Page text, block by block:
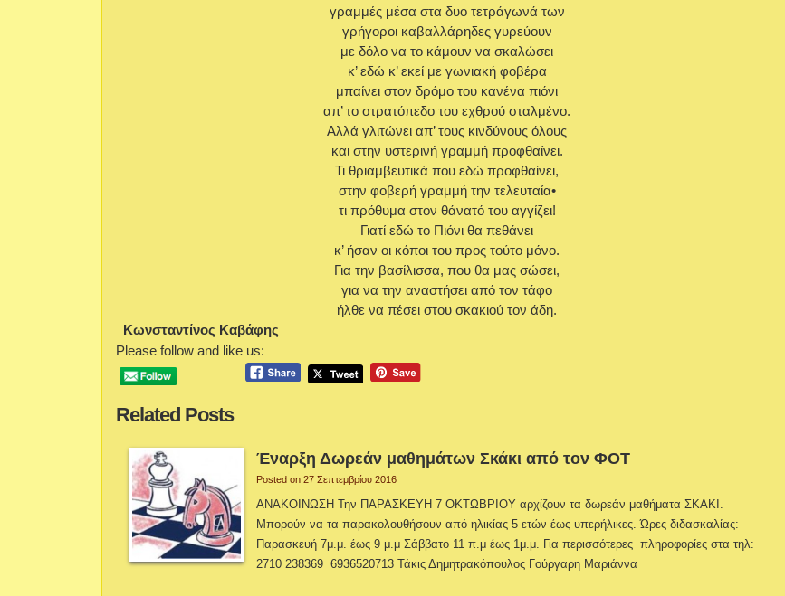
γραμμές μέσα στα δυο τετράγωνά των
γρήγοροι καβαλλάρηδες γυρεύουν
με δόλο να το κάμουν να σκαλώσει
κ’ εδώ κ’ εκεί με γωνιακή φοβέρα
μπαίνει στον δρόμο του κανένα πιόνι
απ’ το στρατόπεδο του εχθρού σταλμένο.
Aλλά γλιτώνει απ’ τους κινδύνους όλους
και στην υστερινή γραμμή προφθαίνει.
Τι θριαμβευτικά που εδώ προφθαίνει,
στην φοβερή γραμμή την τελευταία•
τι πρόθυμα στον θάνατό του αγγίζει!
Γιατί εδώ το Πιόνι θα πεθάνει
κ’ ήσαν οι κόποι του προς τούτο μόνο.
Για την βασίλισσα, που θα μας σώσει,
για να την αναστήσει από τον τάφο
ήλθε να πέσει στου σκακιού τον άδη.
Κωνσταντίνος Καβάφης
Please follow and like us:
Related Posts
Έναρξη Δωρεάν μαθημάτων Σκάκι από τον ΦΟΤ
Posted on 27 Σεπτεμβρίου 2016
ΑΝΑΚΟΙΝΩΣΗ Την ΠΑΡΑΣΚΕΥΗ 7 ΟΚΤΩΒΡΙΟΥ αρχίζουν τα δωρεάν μαθήματα ΣΚΑΚΙ.
Μπορούν να τα παρακολουθήσουν από ηλικίας 5 ετών έως υπερήλικες. Ώρες διδασκαλίας:
Παρασκευή 7μ.μ. έως 9 μ.μ Σάββατο 11 π.μ έως 1μ.μ. Για περισσότερες πληροφορίες στα τηλ:
2710 238369 6936520713 Τάκις Δημητρακόπουλος Γούργαρη Μαριάννα